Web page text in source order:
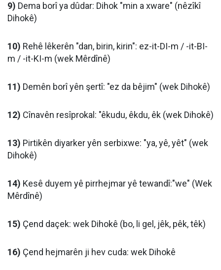
9) Dema borî ya dûdar: Dihok "min a xware" (nêzîkî
Dihokê)
10) Rehê lêkerên "dan, birin, kirin": ez-it-DI-m / -it-BI-
m / -it-KI-m (wek Mêrdînê)
11) Demên borî yên şertî: "ez da bêjim" (wek Dihokê)
12) Cînavên resîprokal: "êkudu, êkdu, êk (wek Dihokê)
13) Pirtikên diyarker yên serbixwe: "ya, yê, yêt" (wek
Dihokê)
14) Kesê duyem yê pirrhejmar yê tewandî:"we" (Wek
Mêrdînê)
15) Çend daçek: wek Dihokê (bo, li gel, jêk, pêk, têk)
16) Çend hejmarên ji hev cuda: wek Dihokê